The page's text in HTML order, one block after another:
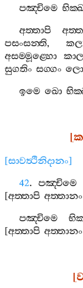
පඤ‍්චිමෙ
අත‍්තාපි
පසංසන‍්ති,
අසම‍්මූළ‍්හො
සුගතිං සග‍්ගං
ඉමෙ ඛො
[
[සාවත්‍ථිනිදානං]
42. පඤ‍්චිමෙ
[අත‍්තාපි අත‍්තානං
පඤ‍්චිමෙ
[අත‍්තාපි අත‍්තානං
[